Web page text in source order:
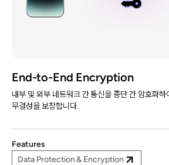
End-to-End Encryption
내부 및 외부 네트워크 간 통신을 종단 간 암호화
무결성을 보장합니다.
Features
Data Protection & Encryption